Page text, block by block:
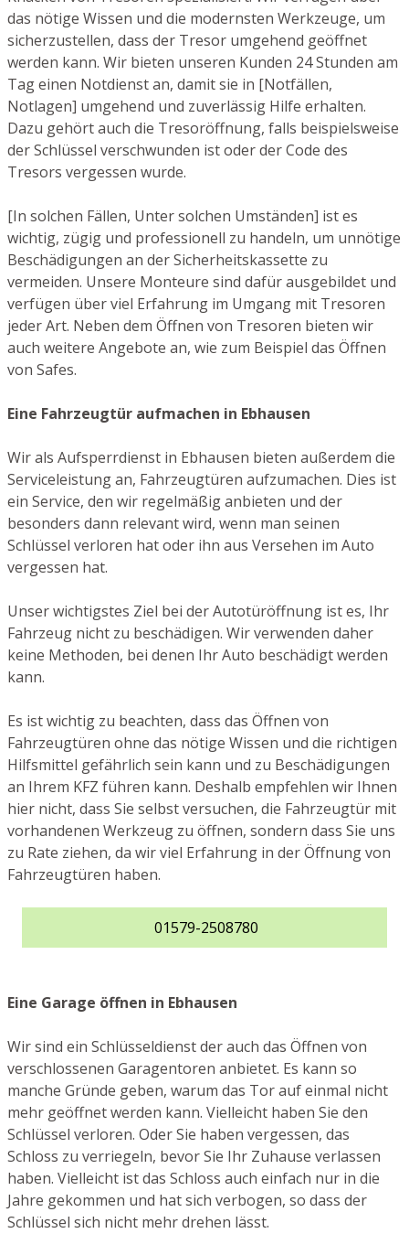
das nötige Wissen und die modernsten Werkzeuge, um
sicherzustellen, dass der Tresor umgehend geöffnet
werden kann. Wir bieten unseren Kunden 24 Stunden am
Tag einen Notdienst an, damit sie in [Notfällen,
Notlagen] umgehend und zuverlässig Hilfe erhalten.
Dazu gehört auch die Tresoröffnung, falls beispielsweise
der Schlüssel verschwunden ist oder der Code des
Tresors vergessen wurde.
[In solchen Fällen, Unter solchen Umständen] ist es
wichtig, zügig und professionell zu handeln, um unnötige
Beschädigungen an der Sicherheitskassette zu
vermeiden. Unsere Monteure sind dafür ausgebildet und
verfügen über viel Erfahrung im Umgang mit Tresoren
jeder Art. Neben dem Öffnen von Tresoren bieten wir
auch weitere Angebote an, wie zum Beispiel das Öffnen
von Safes.
Eine Fahrzeugtür aufmachen in Ebhausen
Wir als Aufsperrdienst in Ebhausen bieten außerdem die
Serviceleistung an, Fahrzeugtüren aufzumachen. Dies ist
ein Service, den wir regelmäßig anbieten und der
besonders dann relevant wird, wenn man seinen
Schlüssel verloren hat oder ihn aus Versehen im Auto
vergessen hat.
Unser wichtigstes Ziel bei der Autotüröffnung ist es, Ihr
Fahrzeug nicht zu beschädigen. Wir verwenden daher
keine Methoden, bei denen Ihr Auto beschädigt werden
kann.
Es ist wichtig zu beachten, dass das Öffnen von
Fahrzeugtüren ohne das nötige Wissen und die richtigen
Hilfsmittel gefährlich sein kann und zu Beschädigungen
an Ihrem KFZ führen kann. Deshalb empfehlen wir Ihnen
hier nicht, dass Sie selbst versuchen, die Fahrzeugtür mit
vorhandenen Werkzeug zu öffnen, sondern dass Sie uns
zu Rate ziehen, da wir viel Erfahrung in der Öffnung von
Fahrzeugtüren haben.
01579-2508780
Eine Garage öffnen in Ebhausen
Wir sind ein Schlüsseldienst der auch das Öffnen von
verschlossenen Garagentoren anbietet. Es kann so
manche Gründe geben, warum das Tor auf einmal nicht
mehr geöffnet werden kann. Vielleicht haben Sie den
Schlüssel verloren. Oder Sie haben vergessen, das
Schloss zu verriegeln, bevor Sie Ihr Zuhause verlassen
haben. Vielleicht ist das Schloss auch einfach nur in die
Jahre gekommen und hat sich verbogen, so dass der
Schlüssel sich nicht mehr drehen lässt.